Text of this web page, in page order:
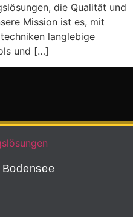
die Qualität und
Mission ist es, mit
langlebige
und […]